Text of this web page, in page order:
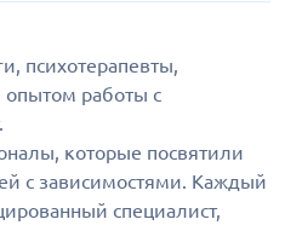
психотерапевты,
опытом работы с
которые посвятили
с зависимостями. Каждый
специалист,